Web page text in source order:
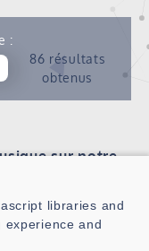
:
86 résultats
obtenus
sur notre
Farrugia de
libraries and
and